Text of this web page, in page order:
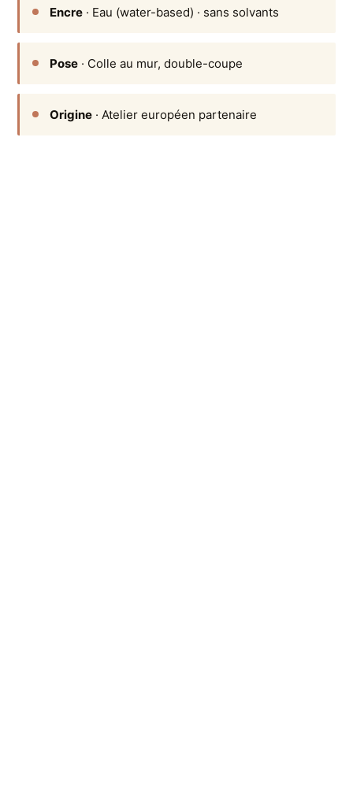
Encre · Eau (water-based) · sans solvants
Pose · Colle au mur, double-coupe
Origine · Atelier européen partenaire